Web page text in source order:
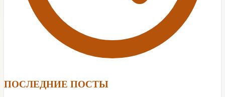
ПОСЛЕДНИЕ ПОСТЫ